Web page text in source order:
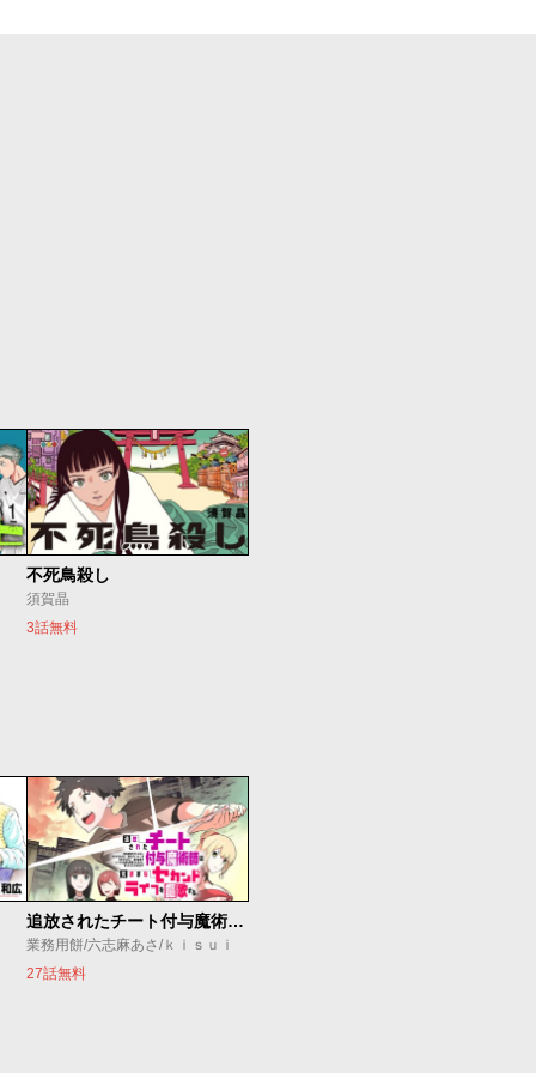
不死鳥殺し
須賀晶
3話無料
追放されたチート付与魔術師は気ままなセカンドライフを謳歌する。 ～俺は武器だけじゃなく、あらゆるものに『強化ポイント』を付与できるし、俺の意思でいつでも効果を解除できるけど、残った人たち大丈夫？～
業務用餅/六志麻あさ/ｋｉｓｕｉ
27話無料